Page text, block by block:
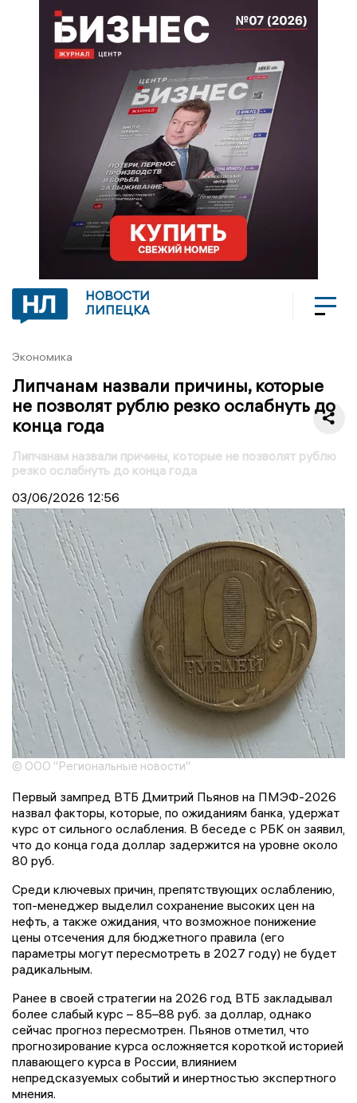
НОВОСТИ
ЛИПЕЦКА
Экономика
Липчанам назвали причины, которые
не позволят рублю резко ослабнуть до
конца года
Липчанам назвали причины, которые не позволят рублю
резко ослабнуть до конца года
03/06/2026 12:56
© ООО "Региональные новости"
Первый зампред ВТБ Дмитрий Пьянов на ПМЭФ-2026
назвал факторы, которые, по ожиданиям банка, удержат
курс от сильного ослабления. В беседе с РБК он заявил,
что до конца года доллар задержится на уровне около
80 руб.
Среди ключевых причин, препятствующих ослаблению,
топ-менеджер выделил сохранение высоких цен на
нефть, а также ожидания, что возможное понижение
цены отсечения для бюджетного правила (его
параметры могут пересмотреть в 2027 году) не будет
радикальным.
Ранее в своей стратегии на 2026 год ВТБ закладывал
более слабый курс – 85–88 руб. за доллар, однако
сейчас прогноз пересмотрен. Пьянов отметил, что
прогнозирование курса осложняется короткой историей
плавающего курса в России, влиянием
непредсказуемых событий и инертностью экспертного
мнения.